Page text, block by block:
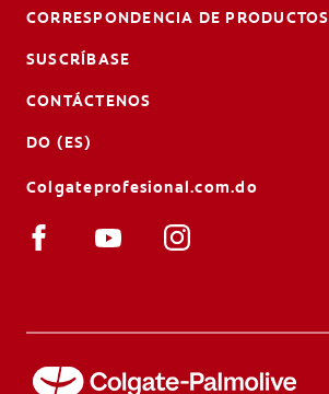
CORRESPONDENCIA DE PRODUCTOS
SUSCRÍBASE
CONTÁCTENOS
DO (ES)
Colgateprofesional.com.do